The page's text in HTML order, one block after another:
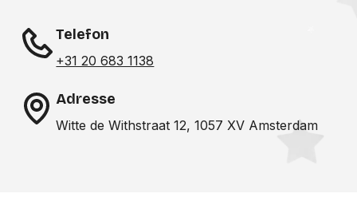
Telefon
+31 20 683 1138
Adresse
Witte de Withstraat 12, 1057 XV Amsterdam